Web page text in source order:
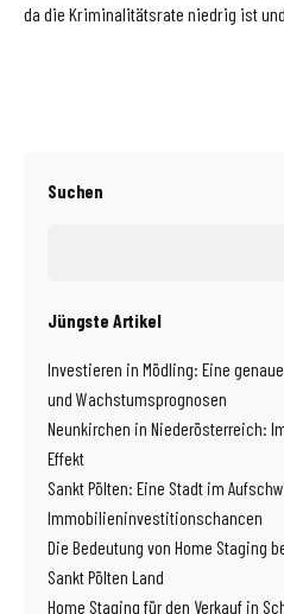
da die Kriminalitätsrate niedrig ist
Suchen
Jüngste Artikel
Investieren in Mödling: Eine
und Wachstumsprognosen
Neunkirchen in Niederösterreich:
Effekt
Sankt Pölten: Eine Stadt im
Immobilieninvestitionschancen
Die Bedeutung von Home Staging
Sankt Pölten Land
Home Staging für den Verkauf in